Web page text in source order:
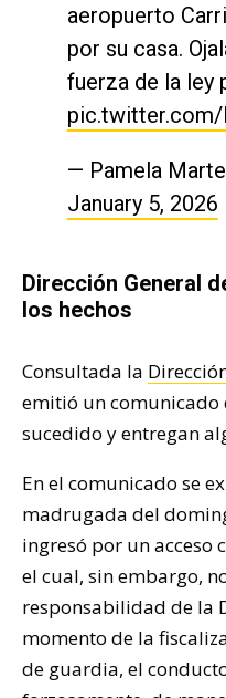
aeropuerto
por su casa.
fuerza de la ley
pic.twitter.com/
— Pamela
January 5, 2026
Dirección General
los hechos
Consultada la
emitió un comunicado
sucedido y entregan
En el comunicado se
madrugada del
ingresó por un acceso
el cual, sin embargo,
responsabilidad de la
momento de la
de guardia, el